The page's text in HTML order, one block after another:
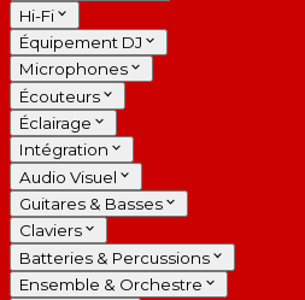
Hi-Fi
Équipement DJ
Microphones
Écouteurs
Éclairage
Intégration
Audio Visuel
Guitares & Basses
Claviers
Batteries & Percussions
Ensemble & Orchestre